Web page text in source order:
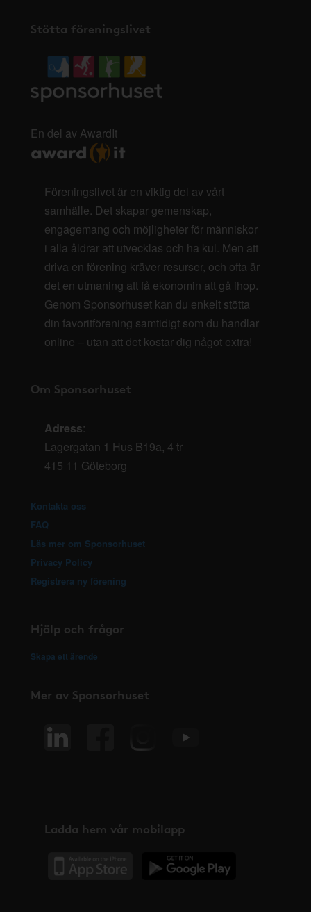
Stötta föreningslivet
En del av AwardIt
Föreningslivet är en viktig del av vårt
samhälle. Det skapar gemenskap,
engagemang och möjligheter för människor
i alla åldrar att utvecklas och ha kul. Men att
driva en förening kräver resurser, och ofta är
det en utmaning att få ekonomin att gå ihop.
Genom Sponsorhuset kan du enkelt stötta
din favoritförening samtidigt som du handlar
online – utan att det kostar dig något extra!
Om Sponsorhuset
Adress:
Lagergatan 1 Hus B19a, 4 tr
415 11 Göteborg
Kontakta oss
FAQ
Läs mer om Sponsorhuset
Privacy Policy
Registrera ny förening
Hjälp och frågor
Skapa ett ärende
Mer av Sponsorhuset
Ladda hem vår mobilapp